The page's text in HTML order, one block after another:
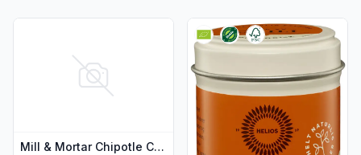
Mill & Mortar Chipotle Chili 45g
Vis flere detaljer for produktet "Mill & Mortar Chipotle Chili
Vis flere detaljer for